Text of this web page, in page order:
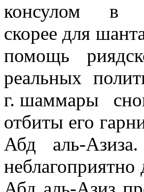
консулом
в
скорее для
помощь
реальных
г. шаммары
отбиты его
Абд аль-
неблагоприятно